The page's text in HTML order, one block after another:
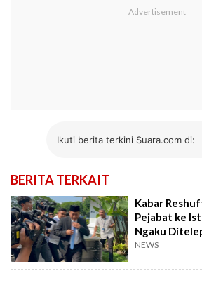
Ikuti berita terkini Suara.com di:
BERITA TERKAIT
Kabar
Pejabat ke
Ngaku
NEWS